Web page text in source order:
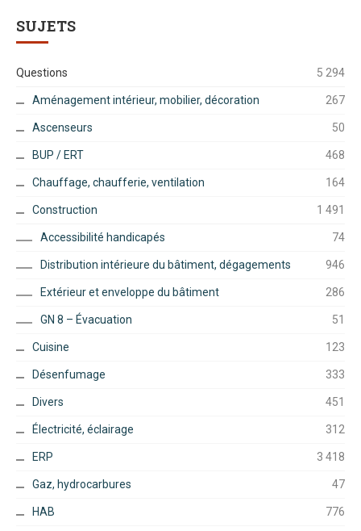
SUJETS
Questions 5 294
Aménagement intérieur, mobilier, décoration 267
Ascenseurs 50
BUP / ERT 468
Chauffage, chaufferie, ventilation 164
Construction 1 491
Accessibilité handicapés 74
Distribution intérieure du bâtiment, dégagements 946
Extérieur et enveloppe du bâtiment 286
GN 8 – Évacuation 51
Cuisine 123
Désenfumage 333
Divers 451
Électricité, éclairage 312
ERP 3 418
Gaz, hydrocarbures 47
HAB 776